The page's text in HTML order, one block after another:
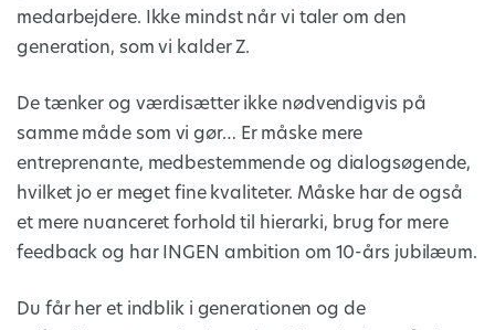
medarbejdere. Ikke mindst når vi taler om den
generation, som vi kalder Z.
De tænker og værdisætter ikke nødvendigvis på
samme måde som vi gør… Er måske mere
entreprenante, medbestemmende og dialogsøgende,
hvilket jo er meget fine kvaliteter. Måske har de også
et mere nuanceret forhold til hierarki, brug for mere
feedback og har INGEN ambition om 10-års jubilæum.
Du får her et indblik i generationen og de